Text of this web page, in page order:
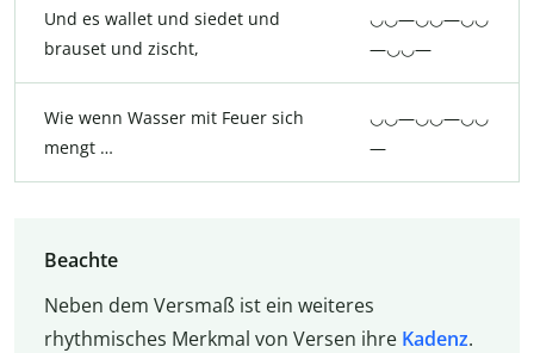
Und es wallet und siedet und
brauset und zischt,
◡◡—◡◡—◡◡
—◡◡—
Wie wenn Wasser mit Feuer sich
mengt …
◡◡—◡◡—◡◡
—
Beachte
Neben dem Versmaß ist ein weiteres
rhythmisches Merkmal von Versen ihre Kadenz.